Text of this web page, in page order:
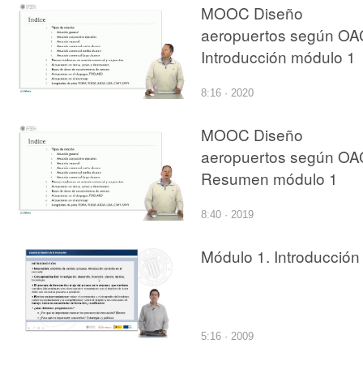
MOOC Diseño
aeropuertos según
Introducción módulo 1
8:16 · 2020
MOOC Diseño
aeropuertos según
Resumen módulo 1
8:40 · 2019
Módulo 1. Introducción
5:16 · 2009